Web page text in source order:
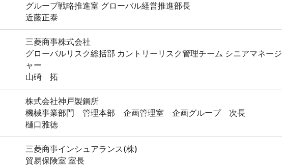
グループ戦略推進室 グローバル経営推進部長
近藤正泰
三菱商事株式会社
グローバルリスク総括部 カントリーリスク管理チーム シニアマネージ
ャー
山碕 拓
株式会社神戸製鋼所
機械事業部門 管理本部 企画管理室 企画グループ 次長
樋口雅徳
三菱商事インシュアランス(株)
貿易保険室 室長